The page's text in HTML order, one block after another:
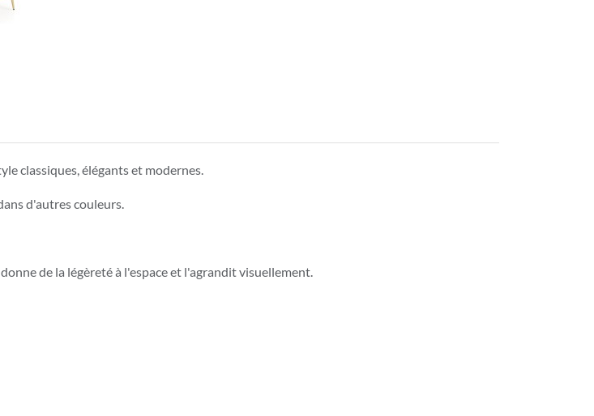
classiques, élégants et modernes.
d'autres couleurs.
de la légèreté à l'espace et l'agrandit visuellement.